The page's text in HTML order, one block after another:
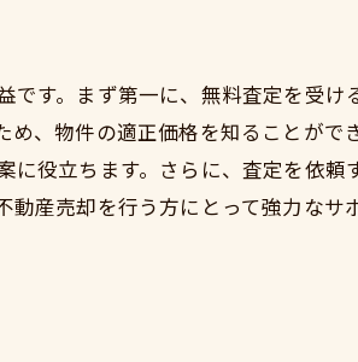
人気エリアとその理由
み解くための情報収集法
不動産業者の選び方
す。まず第一に、無料査定を受
、物件の適正価格を知ることが
役立ちます。さらに、査定を依
産売却を行う方にとって強力な